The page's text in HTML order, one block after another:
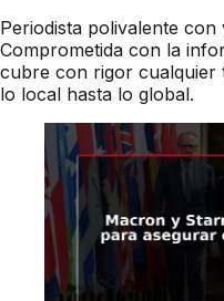
Periodista polivalente
Comprometida con la
cubre con rigor cualquier
lo local hasta lo global.